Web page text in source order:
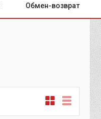
Обмен-возврат